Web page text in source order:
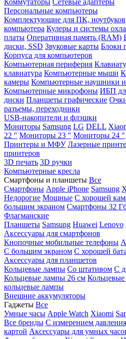
Коммутаторы Сетевые адаптеры
Персональные компьютеры
Комплектующие для ПК, ноутбуков
компьютера Кулеры и системы
платы Оперативная память (RAM)
диски, SSD Звуковые карты Блоки
Корпуса для компьютеров
Компьютерная периферия
клавиатура Компьютерные мыши
камеры Компьютерные наушники
Компьютерные микрофоны ИБП
диски Планшеты графические
разъемы, переходники
USB-накопители и флэшки
Мониторы Samsung LG DELL
22 " Мониторы 23 " Мониторы 24 "
Принтеры и МФУ Лазерные
принтеров
3D печать 3D ручки
Компьютерные кресла
Смартфоны и планшеты Все
Смартфоны Apple iPhone Samsung
Недорогие Мощные С хорошей
большим экраном Смартфоны 32
Флагманские
Планшеты Samsung Huawei Lenovo
Аксессуары для смартфонов
Кнопочные мобильные телефоны
С большим экраном С хорошей
Аксессуары для планшетов
Кольцевые лампы Со штативом C
Кольцевые лампы 26 см
кольцевые лампы
Внешние аккумуляторы
Гаджеты Все
Умные часы Apple Watch Xiaomi
Все бренды C измерением давления
картой Аксессуары для умных